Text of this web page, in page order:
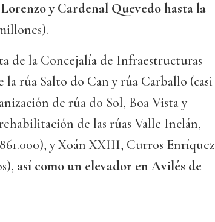
y Cardenal Quevedo hasta la
de la Concejalía de Infraestructuras
rúa Salto do Can y rúa Carballo (casi
de rúa do Sol, Boa Vista y
de las rúas Valle Inclán,
y Xoán XXIII, Curros Enríquez
así como un elevador en Avilés de